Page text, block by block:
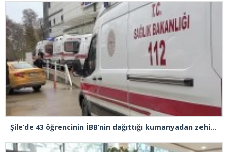
Şile’de 43 öğrencinin İBB’nin dağıttığı kumanyadan zehirlendiği iddiasıyla 4 şüpheliye 10 yıla kadar hapis talebi